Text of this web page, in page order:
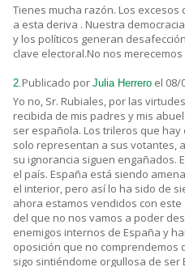
Tienes mucha razón. Los
a esta deriva . Nuestra
y los políticos generan
clave electoral.No nos
2.Publicado por Julia Herrero el 08/
Yo no, Sr. Rubiales, por las
recibida de mis padres y mis
ser española. Los trileros que
solo representan a sus votantes,
su ignorancia siguen engañados.
el país. España está siendo
el interior, pero así lo ha sido de
ahora estamos vendidos con
del que no nos vamos a poder
enemigos internos de España y
oposición que no comprendemos
sigo sintiéndome orgullosa de